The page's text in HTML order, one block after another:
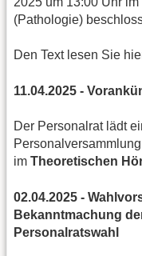
(Pathologie)
Den Text lesen Sie
11.04.2025 -
Der Personalrat lädt
im Theoretischen
02.04.2025 -
Bekanntmachung
Personalratswahl